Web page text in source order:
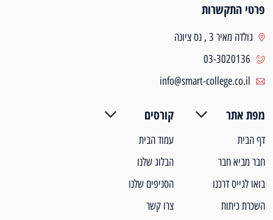
פרטי התקשרות
גולדה מאיר 3 , נס ציונה
03-3020136
info@smart-college.co.il
מפת אתר
דף הבית
חבר מביא חבר
בואו לגייס דרכנו
השכרת כיתות
קורסים
עמוד הבית
הבלוג שלנו
הסניפים שלנו
צרו קשר